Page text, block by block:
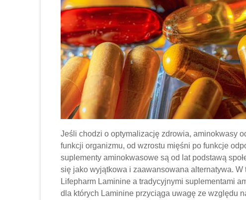
Jeśli chodzi o optymalizację zdrowia, aminokwasy
funkcji organizmu, od wzrostu mięśni po funkcje
suplementy aminokwasowe są od lat podstawą
się jako wyjątkowa i zaawansowana alternatywa.
Lifepharm Laminine a tradycyjnymi suplementami
dla których Laminine przyciąga uwagę ze względu